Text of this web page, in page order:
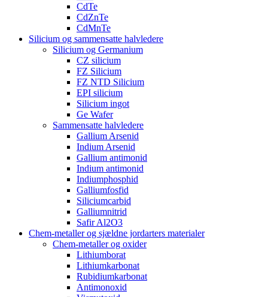
CdTe
CdZnTe
CdMnTe
Silicium og sammensatte halvledere
Silicium og Germanium
CZ silicium
FZ Silicium
FZ NTD Silicium
EPI silicium
Silicium ingot
Ge Wafer
Sammensatte halvledere
Gallium Arsenid
Indium Arsenid
Gallium antimonid
Indium antimonid
Indiumphosphid
Galliumfosfid
Siliciumcarbid
Galliumnitrid
Safir Al2O3
Chem-metaller og sjældne jordarters materialer
Chem-metaller og oxider
Lithiumborat
Lithiumkarbonat
Rubidiumkarbonat
Antimonoxid